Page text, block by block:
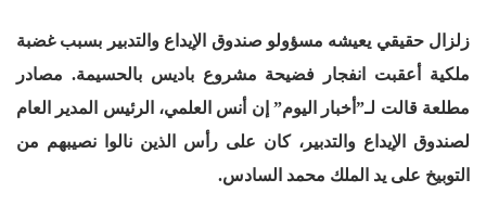
زلزال حقيقي يعيشه مسؤولو صندوق الإيداع والتدبير بسبب غضبة
ملكية أعقبت انفجار فضيحة مشروع باديس بالحسيمة. مصادر
مطلعة قالت لـ”أخبار اليوم” إن أنس العلمي، الرئيس المدير العام
لصندوق الإيداع والتدبير، كان على رأس الذين نالوا نصيبهم من
التوبيخ على يد الملك محمد السادس.